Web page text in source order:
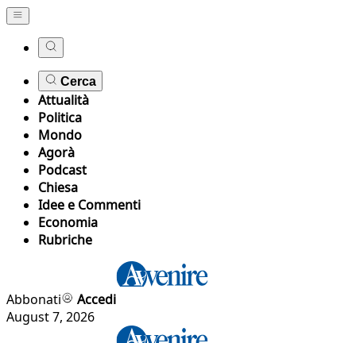
Cerca
Attualità
Politica
Mondo
Agorà
Podcast
Chiesa
Idee e Commenti
Economia
Rubriche
Abbonati
Accedi
August 7, 2026